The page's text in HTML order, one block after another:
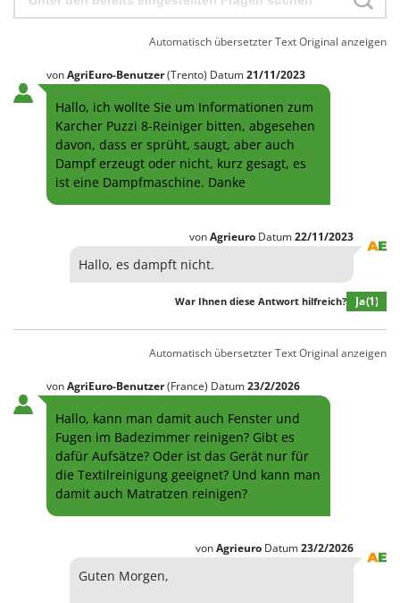
Automatisch übersetzter TextOriginal anzeigen
vonAgriEuro-Benutzer(Trento) Datum21/11/2023
Hallo, ich wollte Sie um Informationen zum
Karcher Puzzi 8-Reiniger bitten, abgesehen
davon, dass er sprüht, saugt, aber auch
Dampf erzeugt oder nicht, kurz gesagt, es
ist eine Dampfmaschine. Danke
vonAgrieuro Datum22/11/2023
Hallo, es dampft nicht.
War Ihnen diese Antwort hilfreich? Ja(1)
Automatisch übersetzter TextOriginal anzeigen
vonAgriEuro-Benutzer(France) Datum23/2/2026
Hallo, kann man damit auch Fenster und
Fugen im Badezimmer reinigen? Gibt es
dafür Aufsätze? Oder ist das Gerät nur für
die Textilreinigung geeignet? Und kann man
damit auch Matratzen reinigen?
vonAgrieuro Datum23/2/2026
Guten Morgen,